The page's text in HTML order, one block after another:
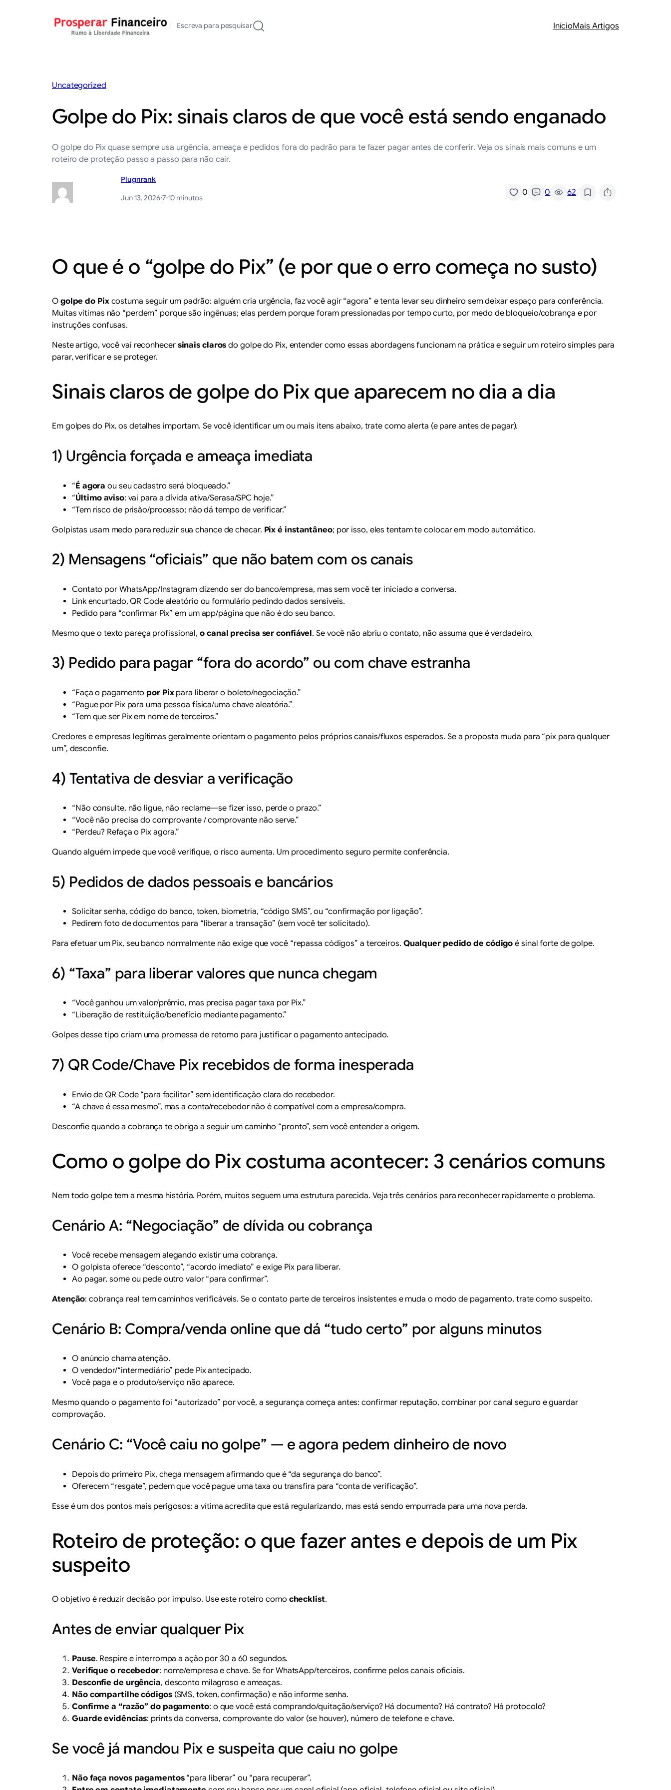
/ Escreva para pesquisar InícioMais Artigos
Uncategorized
Golpe do Pix: sinais claros de que você está sendo enganado
O golpe do Pix quase sempre usa urgência, ameaça e pedidos fora do padrão para te fazer pagar antes de conferir. Veja os sinais mais comuns e um
roteiro de proteção passo a passo para não cair.
Plugnrank
Jun 13, 2026·7-10 minutos
0 0 62/
O que é o “golpe do Pix” (e por que o erro começa no susto)
O golpe do Pixcostuma seguir um padrão: alguém cria urgência, faz você agir “agora” e tenta levar seu dinheiro sem deixar espaço para conferência.
Muitas vítimas não “perdem” porque são ingênuas; elas perdem porque foram pressionadas por tempo curto, por medo de bloqueio/cobrança e por
instruções confusas.
Neste artigo, você vai reconhecer sinais claros do golpe do Pix, entender como essas abordagens funcionam na prática e seguir um roteiro simples para
parar, verificar e se proteger.
Sinais claros de golpe do Pix que aparecem no dia a dia
Em golpes do Pix, os detalhes importam. Se você identificar um ou mais itens abaixo, trate como alerta (e pare antes de pagar).
1) Urgência forçada e ameaça imediata
“É agora ou seu cadastro será bloqueado.”
“Último aviso: vai para a dívida ativa/Serasa/SPC hoje.”
“Tem risco de prisão/processo; não dá tempo de verificar.”
Golpistas usam medo para reduzir sua chance de checar. Pix é instantâneo; por isso, eles tentam te colocar em modo automático.
2) Mensagens “oficiais” que não batem com os canais
Contato por WhatsApp/Instagram dizendo ser do banco/empresa, mas sem você ter iniciado a conversa.
Link encurtado, QR Code aleatório ou formulário pedindo dados sensíveis.
Pedido para “confirmar Pix” em um app/página que não é do seu banco.
Mesmo que o texto pareça profissional,o canal precisa ser confiável. Se você não abriu o contato, não assuma que é verdadeiro.
3) Pedido para pagar “fora do acordo” ou com chave estranha
“Faça o pagamento por Pixpara liberar o boleto/negociação.”
“Pague por Pix para uma pessoa física/uma chave aleatória.”
“Tem que ser Pix em nome de terceiros.”
Credores e empresas legítimas geralmente orientam o pagamento pelos próprios canais/fluxos esperados. Se a proposta muda para “pix para qualquer
um”, desconfie.
4) Tentativa de desviar a verificação
“Não consulte, não ligue, não reclame—se fizer isso, perde o prazo.”
“Você não precisa do comprovante / comprovante não serve.”
“Perdeu? Refaça o Pix agora.”
Quando alguém impede que você verifique, o risco aumenta. Um procedimento seguro permite conferência.
5) Pedidos de dados pessoais e bancários
Solicitar senha, código do banco, token, biometria, “código SMS”, ou “confirmação por ligação”.
Pedirem foto de documentos para “liberar a transação” (sem você ter solicitado).
Para efetuar um Pix, seu banco normalmente não exige que você “repassa códigos” a terceiros. Qualquer pedido de código é sinal forte de golpe.
6) “Taxa” para liberar valores que nunca chegam
“Você ganhou um valor/prêmio, mas precisa pagar taxa por Pix.”
“Liberação de restituição/benefício mediante pagamento.”
Golpes desse tipo criam uma promessa de retorno para justificar o pagamento antecipado.
7) QR Code/Chave Pix recebidos de forma inesperada
Envio de QR Code “para facilitar” sem identificação clara do recebedor.
“A chave é essa mesmo”, mas a conta/recebedor não é compatível com a empresa/compra.
Desconfie quando a cobrança te obriga a seguir um caminho “pronto”, sem você entender a origem.
Como o golpe do Pix costuma acontecer: 3 cenários comuns
Nem todo golpe tem a mesma história. Porém, muitos seguem uma estrutura parecida. Veja três cenários para reconhecer rapidamente o problema.
Cenário A: “Negociação” de dívida ou cobrança
Você recebe mensagem alegando existir uma cobrança.
O golpista oferece “desconto”, “acordo imediato” e exige Pix para liberar.
Ao pagar, some ou pede outro valor “para confirmar”.
Atenção: cobrança real tem caminhos verificáveis. Se o contato parte de terceiros insistentes e muda o modo de pagamento, trate como suspeito.
Cenário B: Compra/venda online que dá “tudo certo” por alguns minutos
O anúncio chama atenção.
O vendedor/“intermediário” pede Pix antecipado.
Você paga e o produto/serviço não aparece.
Mesmo quando o pagamento foi “autorizado” por você, a segurança começa antes: confirmar reputação, combinar por canal seguro e guardar
comprovação.
Cenário C: “Você caiu no golpe” — e agora pedem dinheiro de novo
Depois do primeiro Pix, chega mensagem afirmando que é “da segurança do banco”.
Oferecem “resgate”, pedem que você pague uma taxa ou transfira para “conta de verificação”.
Esse é um dos pontos mais perigosos: a vítima acredita que está regularizando, mas está sendo empurrada para uma nova perda.
Roteiro de proteção: o que fazer antes e depois de um Pix
suspeito
O objetivo é reduzir decisão por impulso. Use este roteiro como checklist.
Antes de enviar qualquer Pix
Pause. Respire e interrompa a ação por 30 a 60 segundos.
Verifique o recebedor: nome/empresa e chave. Se for WhatsApp/terceiros, confirme pelos canais oficiais.
Desconfie de urgência, desconto milagroso e ameaças.
Não compartilhe códigos(SMS, token, confirmação) e não informe senha.
Confirme a “razão” do pagamento: o que você está comprando/quitação/serviço? Há documento? Há contrato? Há protocolo?
Guarde evidências: prints da conversa, comprovante do valor (se houver), número de telefone e chave.
Se você já mandou Pix e suspeita que caiu no golpe
Não faça novos pagamentos“para liberar” ou “para recuperar”.